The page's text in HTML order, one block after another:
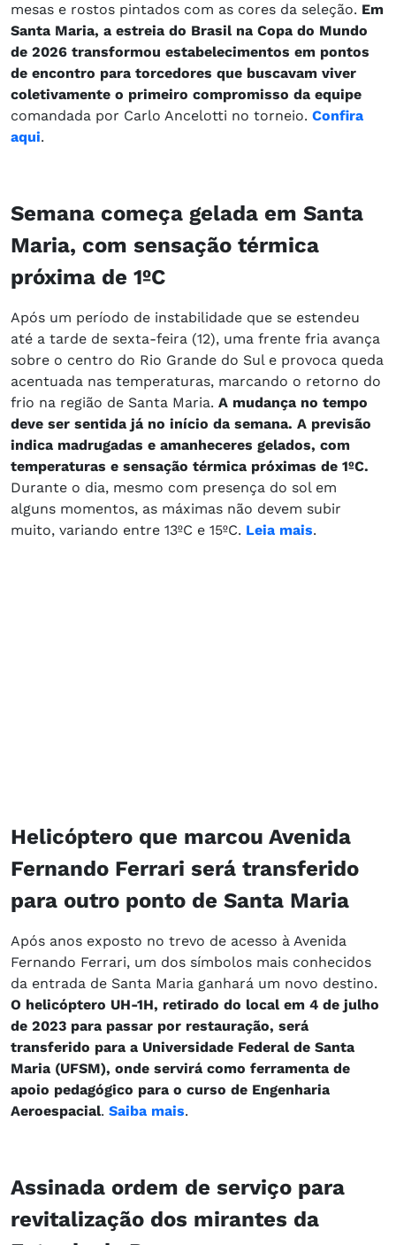
mesas e rostos pintados com as cores da seleção. Em
Santa Maria, a estreia do Brasil na Copa do Mundo
de 2026 transformou estabelecimentos em pontos
de encontro para torcedores que buscavam viver
coletivamente o primeiro compromisso da equipe
comandada por Carlo Ancelotti no torneio. Confira
aqui.
Semana começa gelada em Santa
Maria, com sensação térmica
próxima de 1ºC
Após um período de instabilidade que se estendeu
até a tarde de sexta-feira (12), uma frente fria avança
sobre o centro do Rio Grande do Sul e provoca queda
acentuada nas temperaturas, marcando o retorno do
frio na região de Santa Maria. A mudança no tempo
deve ser sentida já no início da semana. A previsão
indica madrugadas e amanheceres gelados, com
temperaturas e sensação térmica próximas de 1ºC.
Durante o dia, mesmo com presença do sol em
alguns momentos, as máximas não devem subir
muito, variando entre 13ºC e 15ºC. Leia mais.
Helicóptero que marcou Avenida
Fernando Ferrari será transferido
para outro ponto de Santa Maria
Após anos exposto no trevo de acesso à Avenida
Fernando Ferrari, um dos símbolos mais conhecidos
da entrada de Santa Maria ganhará um novo destino.
O helicóptero UH-1H, retirado do local em 4 de julho
de 2023 para passar por restauração, será
transferido para a Universidade Federal de Santa
Maria (UFSM), onde servirá como ferramenta de
apoio pedagógico para o curso de Engenharia
Aeroespacial. Saiba mais.
Assinada ordem de serviço para
revitalização dos mirantes da